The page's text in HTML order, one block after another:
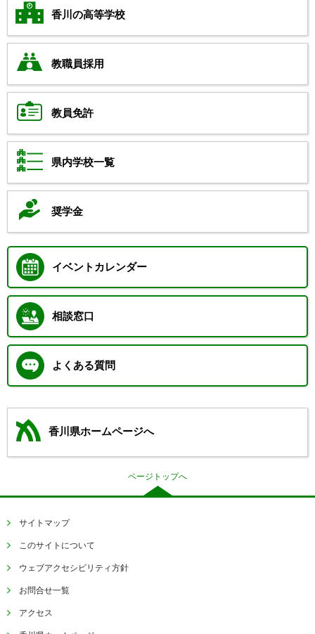
香川の高等学校
教職員採用
教員免許
県内学校一覧
奨学金
イベントカレンダー
相談窓口
よくある質問
香川県ホームページへ
ページトップへ
サイトマップ
このサイトについて
ウェブアクセシビリティ方針
お問合せ一覧
アクセス